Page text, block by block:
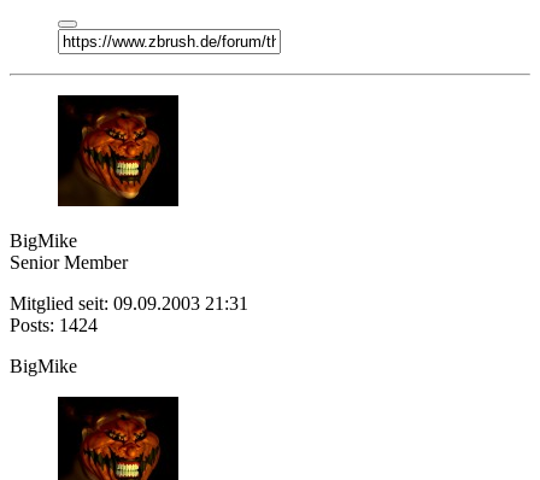
BigMike
Senior Member
Mitglied seit: 09.09.2003 21:31
Posts: 1424
BigMike